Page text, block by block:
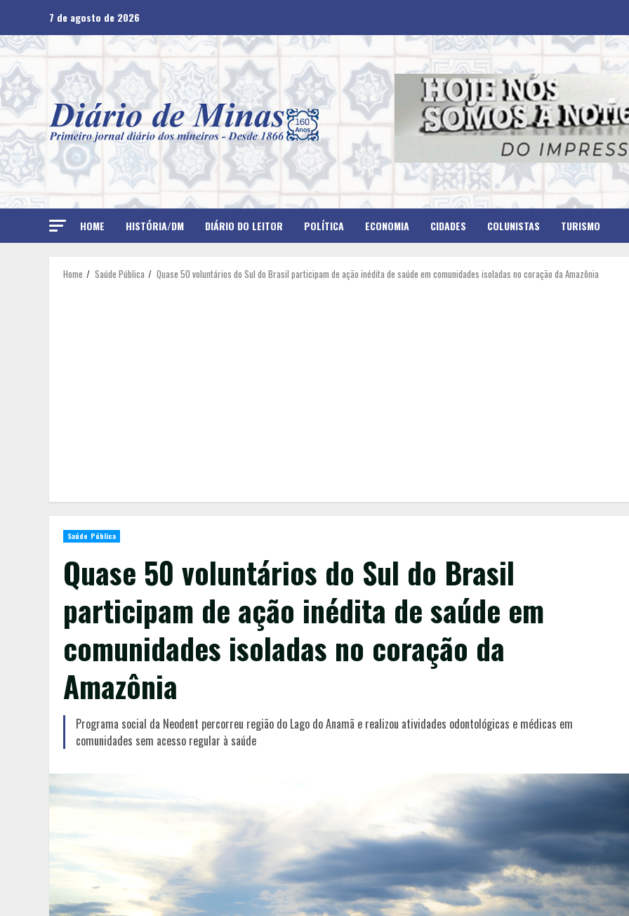
content
7 de agosto de 2026
HOME HISTÓRIA/DM DIÁRIO DO LEITOR POLÍTICA ECONOMIA CIDADES COLUNISTAS TURISMO
Home Saúde Pública Quase 50 voluntários do Sul do Brasil participam de ação inédita de saúde em comunidades isoladas no coração da Amazônia
Saúde Pública
Quase 50 voluntários do Sul do Brasil
participam de ação inédita de saúde em
comunidades isoladas no coração da
Amazônia
Programa social da Neodent percorreu região do Lago do Anamã e realizou atividades odontológicas e médicas em
comunidades sem acesso regular à saúde